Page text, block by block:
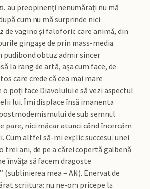
au preopinenţi nenumăraţi nu mă
cum nu mă surprinde nici
de vagino şi faloforie care animă, din
gingaşe de prin mass-media.
pudibond obtuz admir sincer
la rang de artă, aşa cum face, de
care crede că cea mai mare
o poţi face Diavolului e să vezi aspectul
lui. Îmi displace însă imanenta
de sub semnul
pare, nici măcar atunci când încercăm
Cum altfel să-mi explic succesul unei
trei ani, de pe a cărei copertă galbenă
învăţa să facem dragoste
” (sublinierea mea – AN). Enervat de
scriitura: nu ne-om pricepe la